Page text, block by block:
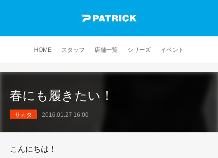
HOME スタッフ 店舗一覧 シリーズ イベント
春にも履きたい！
サカタ 2016.01.27 16:00
こんにちは！